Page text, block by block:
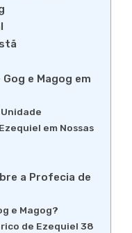
e Magog em
em Nossas
a Profecia de
e Magog?
de Ezequiel 38